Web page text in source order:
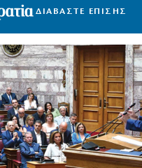
ΔΙΑΒΑΣΤΕ ΕΠΙΣΗΣ